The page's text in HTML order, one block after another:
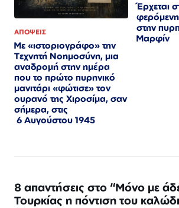
ΑΠΟΨΕΙΣ
Με «ιστοριογράφο» την
Τεχνητή Νοημοσύνη, μια
αναδρομή στην ημέρα
που το πρώτο πυρηνικό
μανιτάρι «φώτισε» τον
ουρανό της Χιροσίμα, σαν
σήμερα, στις
6 Αυγούστου 1945
Έρχεται
στην
Μαρφίν
8 απαντήσεις στο “Μόνο με
Τουρκίας η πόντιση του